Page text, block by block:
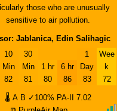
those who are unusually
sensitive to air pollution.
Jablanica, Edin Salihagic
10
Min
82
30
Min
81
1 hr
80
6 hr
86
1
Day
83
Wee
k
72
🌡 A B ✓100% PA-II
7.02